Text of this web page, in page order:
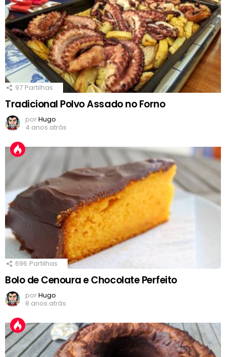
97 Partilhas
Tradicional Polvo Assado no Forno
porHugo
4 anos atrás
696 Partilhas
Bolo de Cenoura e Chocolate Perfeito
porHugo
8 anos atrás